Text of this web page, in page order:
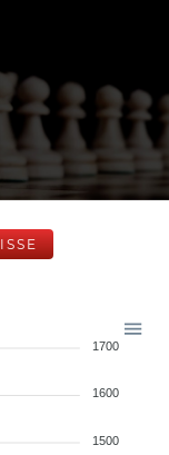
1700
1600
1500